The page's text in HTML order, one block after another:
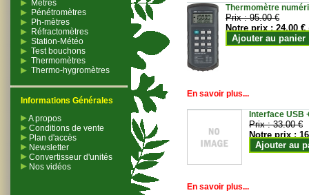
Mètres
Pénétromètres
Ph-mètres
Réfractomètres
Station-Météo
Test bouchons
Thermomètres
Thermo-hygromètres
Informations Générales
A propos
Conditions de vente
Plan d'accès
Newsletter
Convertisseur d'unités
Nos vidéos
Thermomètre
Prix :95.00 €
Notre prix :24.00 €
Ajouter au panier
En savoir plus...
Interface USB
Prix :33.00 €
Notre prix :
Ajouter au
En savoir plus...